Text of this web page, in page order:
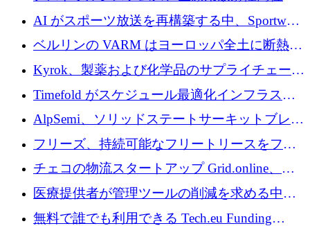
素の世界的な不足に対処するために2,300万ポ
ンドを調達
AI がスポーツ放送を再構築する中、Sportway
が 2,000 万ユーロを調達
ベルリンの VARM はヨーロッパ全土に断熱材
を拡張するために 1,750 万ユーロを投資
Kyrok、製薬および化学品のサプライチェーン
に AI を導入するために 310 万ユーロを確保
Timefold がスケジュール最適化インフラスト
ラクチャを拡張するためにシリーズ A で
1,300 万ドルを調達
AlpSemi、ソリッドステートサーキットブレー
カー技術の進歩のために1,700万ユーロを調達
フリーズ、持続可能なフリートリースをフラ
ンス全土に拡大するために1,300万ユーロを確
保
チェコの物流スタートアップ Grid.online、配
送量が 1 年で 10 倍に増加し、400 万ユーロの
利益を獲得
医療提供者が管理ツールの削減を求める中、
a16z が Prosper AI を 3,000 万ドルで支援
無料で誰でも利用できる Tech.eu Funding